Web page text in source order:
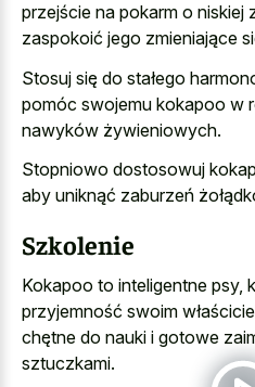
przejście na pokarm o niskiej
zaspokoić jego zmieniające
Stosuj się do stałego
pomóc swojemu kokapoo w
nawyków żywieniowych.
Stopniowo dostosowuj
aby uniknąć zaburzeń
Szkolenie
Kokapoo to inteligentne psy,
przyjemność swoim
chętne do nauki i gotowe
sztuczkami.